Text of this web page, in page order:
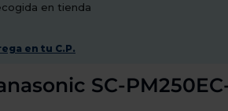
en tienda
en tu C.P.
SC-